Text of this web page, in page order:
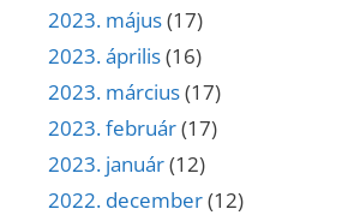
2023. május(17)
2023. április(16)
2023. március(17)
2023. február(17)
2023. január(12)
2022. december(12)